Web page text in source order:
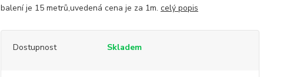
balení je 15 metrů,uvedená cena je za 1m. celý popis
Dostupnost Skladem